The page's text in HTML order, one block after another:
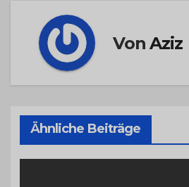
VonAziz
Ähnliche Beiträge